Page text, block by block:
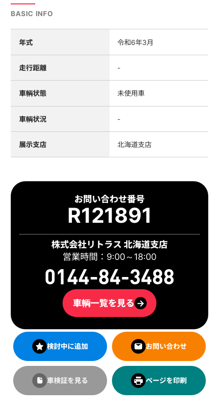
BASIC INFO
年式 令和6年3月
走行距離 -
車輌状態 未使用車
車輌状況 -
展示支店 北海道支店
お問い合わせ番号
R121891
株式会社リトラス 北海道支店
営業時間：9:00～18:00
0144-84-3488
車輌一覧を見る →
検討中に追加 お問い合わせ
車検証を見る ページを印刷